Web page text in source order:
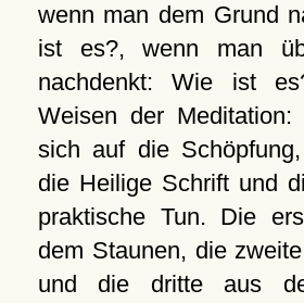
wenn man dem Grund
ist es?, wenn man
nachdenkt: Wie ist
Weisen der
sich auf die
die Heilige Schrift und
praktische Tun. Die
dem Staunen, die
und die dritte aus